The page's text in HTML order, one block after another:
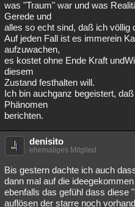
was "Traum" war und was
Gerede und
alles so echt sind, daß ich völlig
Auf jeden Fall ist es immerein
aufzuwachen,
es kostet ohne Ende Kraft
diesem
Zustand festhalten will.
Ich bin auchganz begeistert,
Phänomen
berichten.
denisito
ehemaliges Mitglied
Bis gestern dachte ich auch
dann mal auf die
ebenfalls das gefühl dass diese
auflösen der starre noch